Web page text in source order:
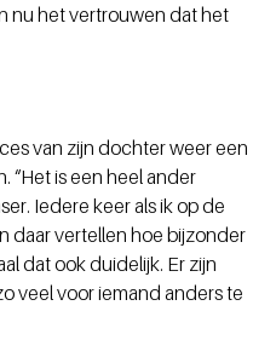
nu het vertrouwen dat het
van zijn dochter weer een
“Het is een heel ander
Iedere keer als ik op de
daar vertellen hoe bijzonder
dat ook duidelijk. Er zijn
veel voor iemand anders te